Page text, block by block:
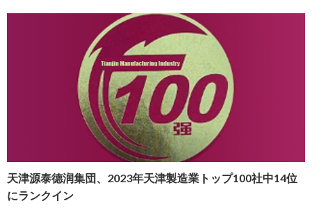
天津源泰德润集団、2023年天津製造業トップ100社中14位
にランクイン